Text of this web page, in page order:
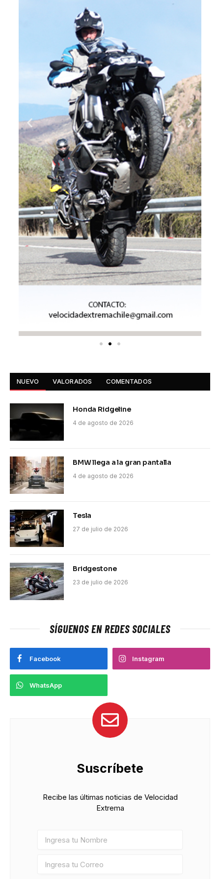
NUEVO VALORADOS COMENTADOS
Honda Ridgeline
4 de agosto de 2026
BMW llega a la gran pantalla
4 de agosto de 2026
Tesla
27 de julio de 2026
Bridgestone
23 de julio de 2026
SÍGUENOS EN REDES SOCIALES
Facebook Instagram
WhatsApp
Suscríbete
Recibe las últimas noticias de Velocidad
Extrema